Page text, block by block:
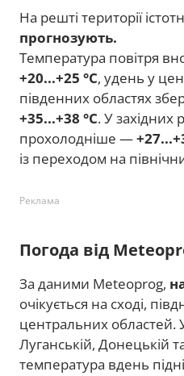
На решті території
прогнозують.
Температура повітря
+20...+25 °C, удень у
південних областях
+35...+38 °C. У західних
прохолодніше —
із переходом на
Реклама
Погода від
За даними Meteoprog,
очікується на сході,
центральних областей.
Луганській, Донецькій
температура вдень